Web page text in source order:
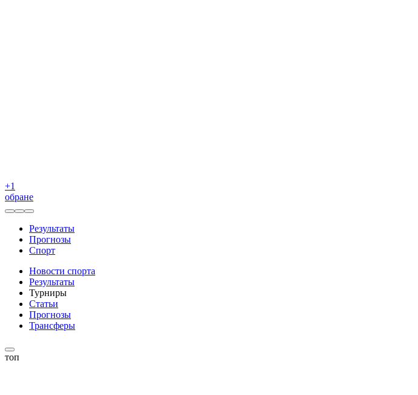
+1
обране
Результаты
Прогнозы
Спорт
Новости спорта
Результаты
Турниры
Статьи
Прогнозы
Трансферы
топ